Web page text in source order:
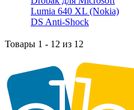
Товары 1 - 12 из 12